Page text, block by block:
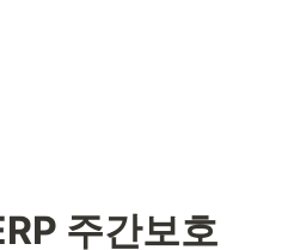
주간보호